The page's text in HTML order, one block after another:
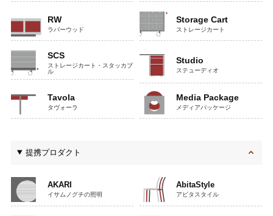
RW
ラバーウッド
Storage Cart
ストレージカート
SCS
ストレージカート・スタッカブ
ル
Studio
ステューディオ
Tavola
タヴォーラ
Media Package
メディアパッケージ
提携プロダクト
AKARI
イサムノグチの照明
AbitaStyle
アビタスタイル